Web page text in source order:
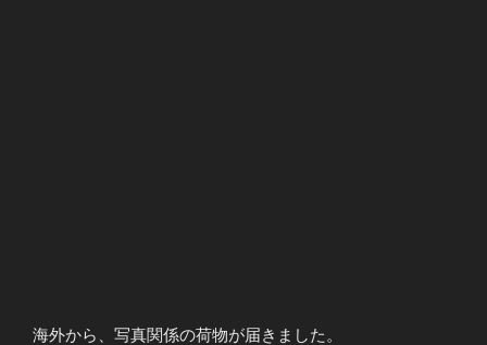
海外から、写真関係の荷物が届きました。